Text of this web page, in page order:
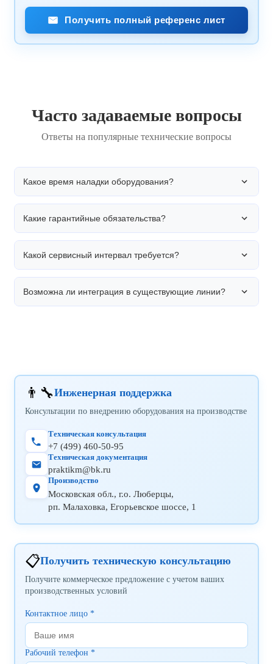
Получить полный референс лист
Часто задаваемые вопросы
Ответы на популярные технические вопросы
Какое время наладки оборудования?
Время наладки зависит от типа продукции. Для
стандартных этикеток — 15-20 минут. При смене
для перенастройки позиционирования.
Какие гарантийные обязательства?
Гарантия 24 месяца на все компоненты
оборудования. В течение гарантийного периода
неисправных компонентов.
Какой сервисный интервал требуется?
Рекомендуемый сервисный интервал — 6 месяцев
или 10 000 рабочих часов. Проводим плановое
Возможна ли интеграция в существующие линии?
👨‍🔧Инженерная поддержка
Консультации по внедрению оборудования на производстве
Техническая консультация
+7 (499) 460-50-95
Техническая документация
praktikm@bk.ru
Производство
Московская обл., г.о. Люберцы,
рп. Малаховка, Егорьевское шоссе, 1
📋Получить техническую консультацию
Получите коммерческое предложение с учетом ваших
производственных условий
Контактное лицо *
Рабочий телефон *